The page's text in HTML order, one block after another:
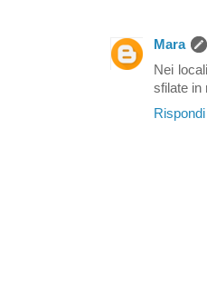
Mara
Nei
sfilate in
Rispondi